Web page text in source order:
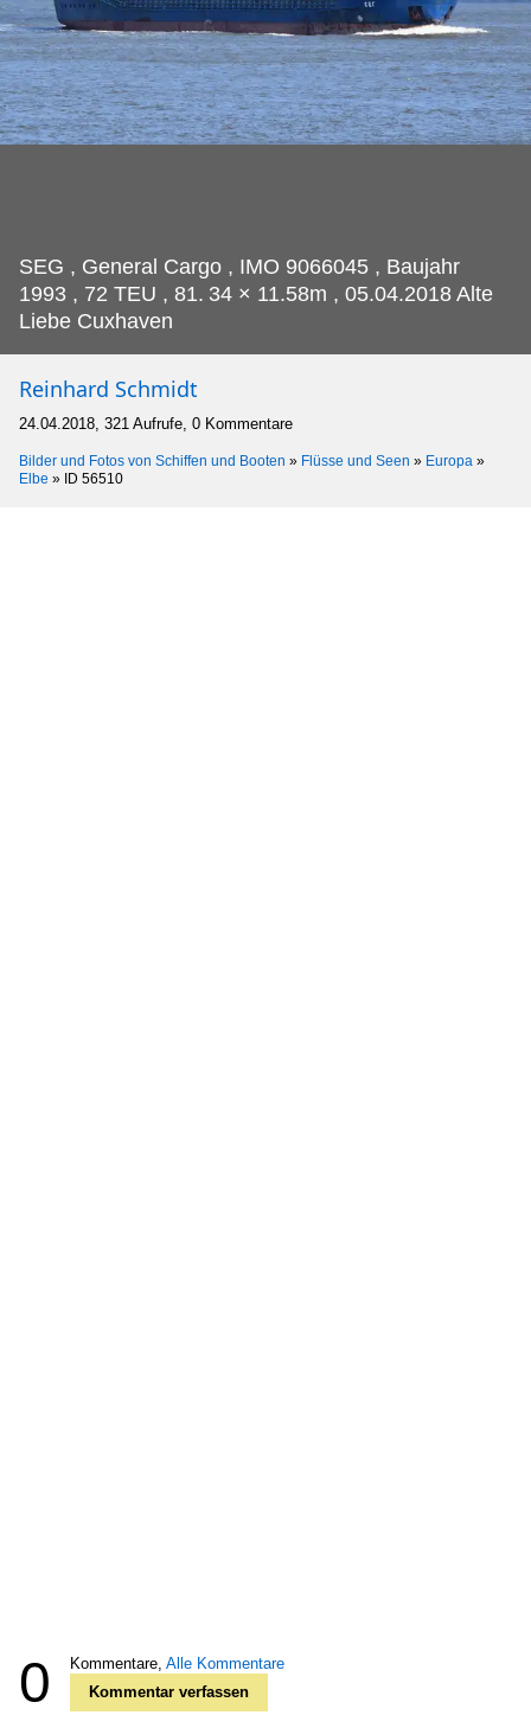
SEG , General Cargo , IMO 9066045 , Baujahr
1993 , 72 TEU , 81. 34 × 11.58m , 05.04.2018 Alte
Liebe Cuxhaven
Reinhard Schmidt
24.04.2018, 321 Aufrufe, 0 Kommentare
Bilder und Fotos von Schiffen und Booten » Flüsse und Seen » Europa »
Elbe » ID 56510
0 Kommentare, Alle Kommentare
Kommentar verfassen